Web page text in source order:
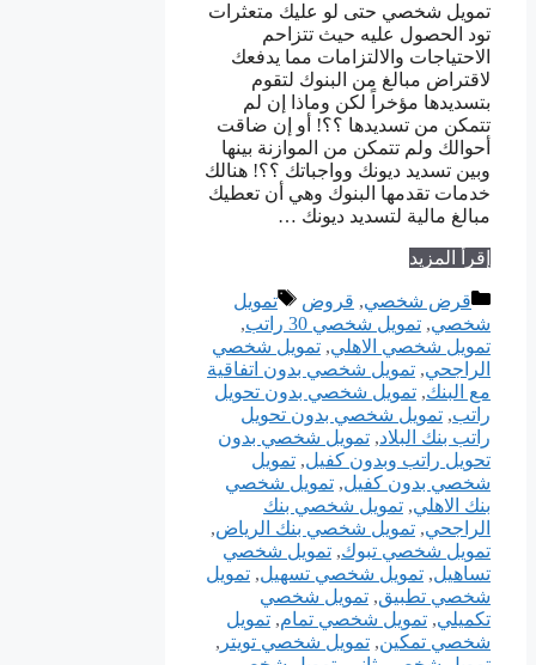
تمويل شخصي حتى لو عليك متعثرات
تود الحصول عليه حيث تتزاحم
الاحتياجات والالتزامات مما يدفعك
لاقتراض مبالغ من البنوك لتقوم
بتسديدها مؤخراً لكن وماذا إن لم
تتمكن من تسديدها ؟؟! أو إن ضاقت
أحوالك ولم تتمكن من الموازنة بينها
وبين تسديد ديونك وواجباتك ؟؟! هنالك
خدمات تقدمها البنوك وهي أن تعطيك
مبالغ مالية لتسديد ديونك …
إقرأ المزيد
التصنيفات
قرض شخصي, قروض الوسوم
تمويل
شخصي, تمويل شخصي 30 راتب
,
تمويل شخصي الاهلي, تمويل شخصي
الراجحي, تمويل شخصي بدون اتفاقية
مع البنك, تمويل شخصي بدون تحويل
راتب, تمويل شخصي بدون تحويل
راتب بنك البلاد, تمويل شخصي بدون
تحويل راتب وبدون كفيل, تمويل
شخصي بدون كفيل, تمويل شخصي
بنك الاهلي, تمويل شخصي بنك
الراجحي, تمويل شخصي بنك الرياض,
تمويل شخصي تبوك, تمويل شخصي
تساهيل, تمويل شخصي تسهيل, تمويل
شخصي تطبيق, تمويل شخصي
تكميلي, تمويل شخصي تمام, تمويل
شخصي تمكين, تمويل شخصي تويتر ,